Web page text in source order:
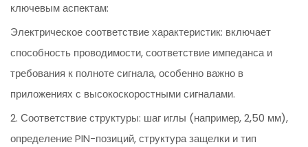
ключевым аспектам:
Электрическое соответствие характеристик: включает
способность проводимости, соответствие импеданса и
требования к полноте сигнала, особенно важно в
приложениях с высокоскоростными сигналами.
2. Соответствие структуры: шаг иглы (например, 2,50 мм),
определение PIN-позиций, структура защелки и тип